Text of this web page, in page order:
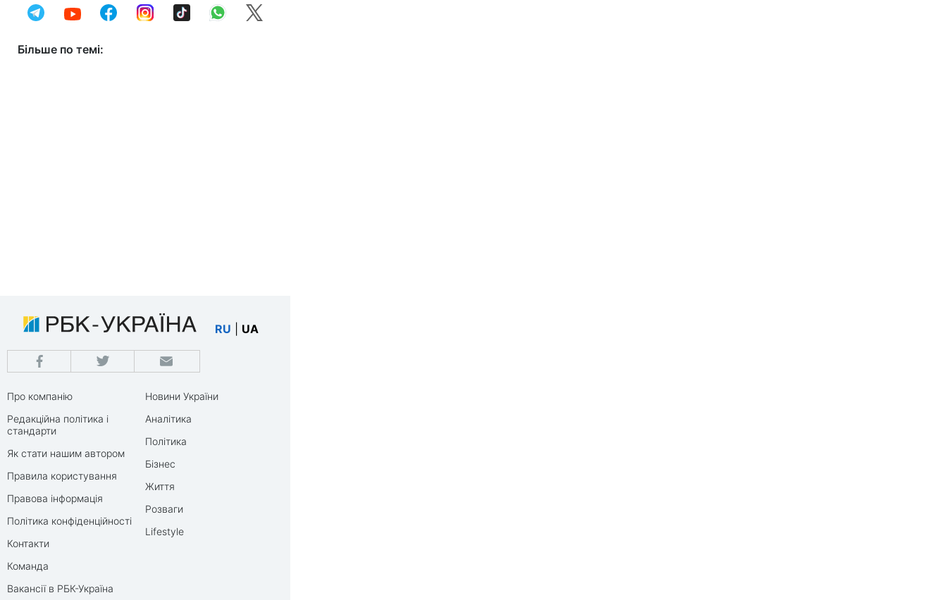
Більше по темі:
RU UA
Про компанію
Редакційна політика і
стандарти
Як стати нашим автором
Правила користування
Правова інформація
Політика конфіденційності
Контакти
Команда
Вакансії в РБК-Україна
Новини України
Аналітика
Політика
Бізнес
Життя
Розваги
Lifestyle